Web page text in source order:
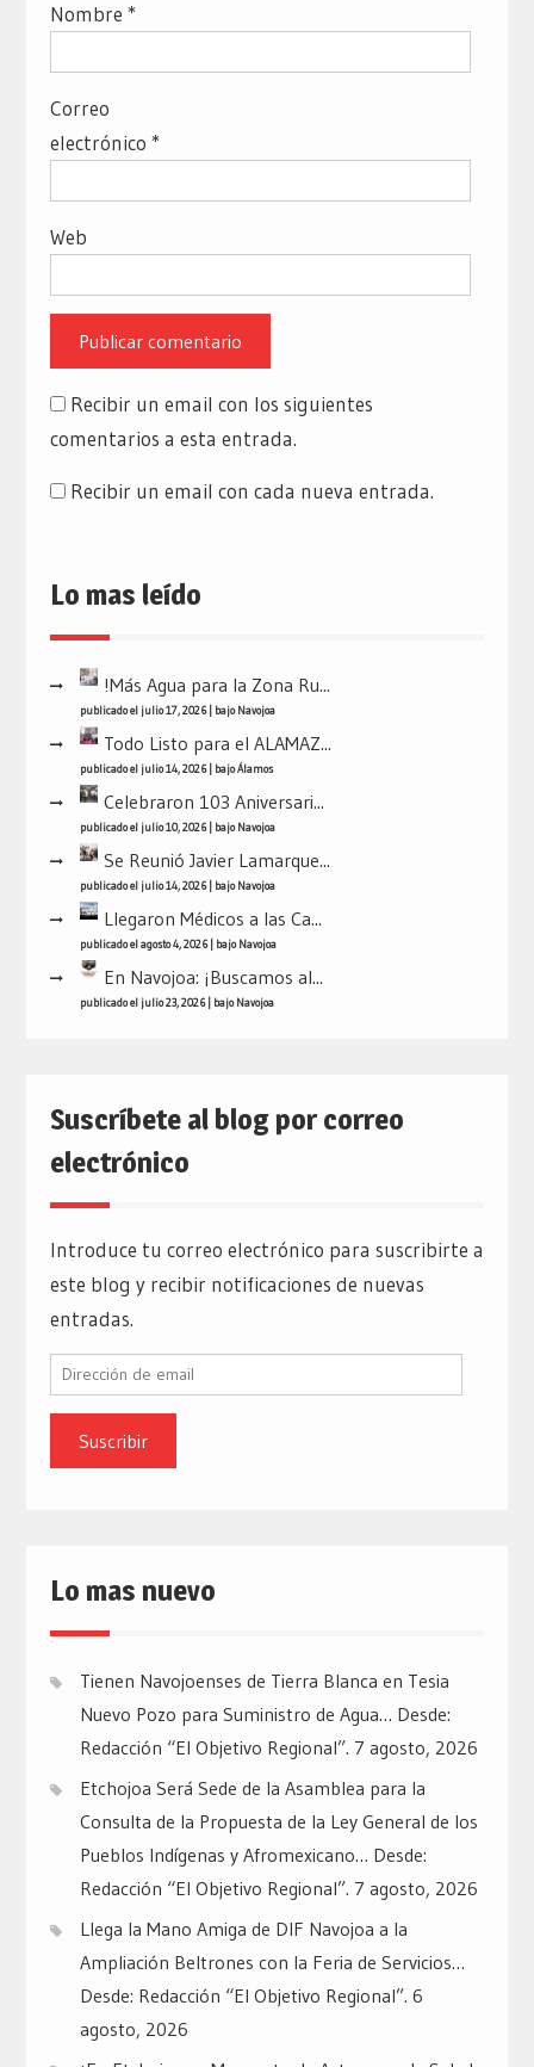
Nombre *
Correo
electrónico *
Web
Recibir un email con los siguientes
comentarios a esta entrada.
Recibir un email con cada nueva entrada.
Lo mas leído
!Más Agua para la Zona Ru...
publicado el julio 17, 2026| bajo Navojoa
Todo Listo para el ALAMAZ...
publicado el julio 14, 2026| bajoÁlamos
Celebraron 103 Aniversari...
publicado el julio 10, 2026| bajo Navojoa
Se Reunió Javier Lamarque...
publicado el julio 14, 2026| bajo Navojoa
Llegaron Médicos a las Ca...
publicado el agosto 4, 2026| bajo Navojoa
En Navojoa: ¡Buscamos al...
publicado el julio 23, 2026| bajo Navojoa
Suscríbete al blog por correo
electrónico
Introduce tu correo electrónico para suscribirte a
este blog y recibir notificaciones de nuevas
entradas.
Dirección
email
Lo mas nuevo
Tienen Navojoenses de Tierra Blanca en Tesia
Nuevo Pozo para Suministro de Agua… Desde:
Redacción “El Objetivo Regional”. 7 agosto, 2026
Etchojoa Será Sede de la Asamblea para la
Consulta de la Propuesta de la Ley General de los
Pueblos Indígenas y Afromexicano… Desde:
Redacción “El Objetivo Regional”. 7 agosto, 2026
Llega la Mano Amiga de DIF Navojoa a la
Ampliación Beltrones con la Feria de Servicios…
Desde: Redacción “El Objetivo Regional”. 6
agosto, 2026